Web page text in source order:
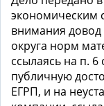
экономическим
внимания
округа норм
ссылаясь на п.
публичную
ЕГРП, и на